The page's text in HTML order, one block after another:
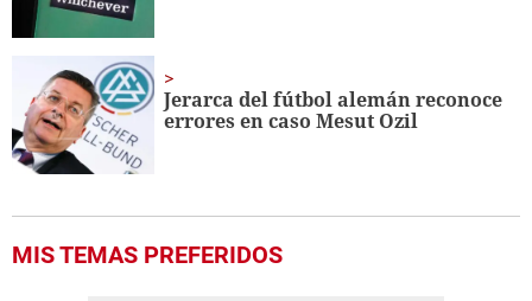
Jerarca del fútbol alemán reconoce
errores en caso Mesut Ozil
MIS TEMAS PREFERIDOS